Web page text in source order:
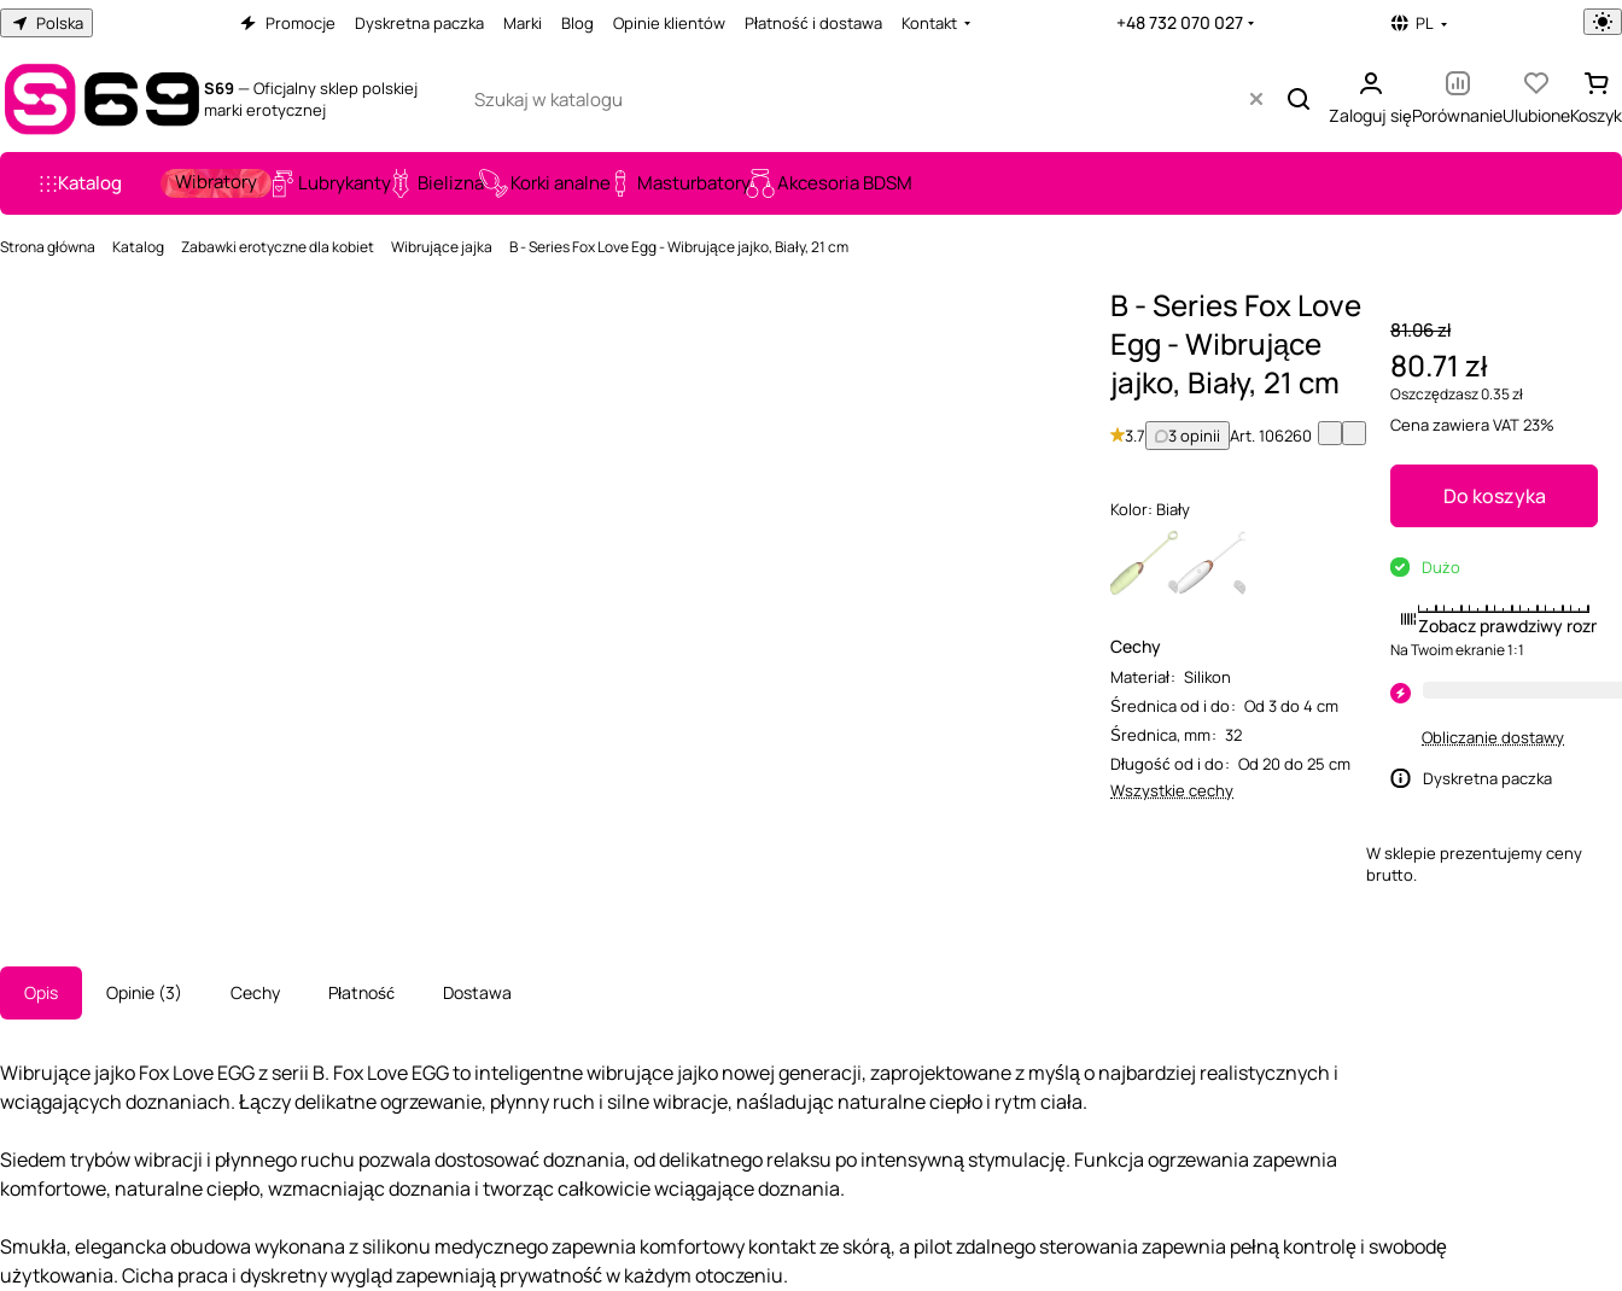
Polska Promocje Dyskretna paczka Marki Blog Opinie klientów Płatność i dostawa Kontakt +48 732 070 027 PL
S69— Oficjalny sklep polskiej
marki erotycznej
Zaloguj sięPorównanieUlubioneKoszyk
Katalog Wibratory Lubrykanty Bielizna Korki analne Masturbatory Akcesoria BDSM
Strona główna Katalog Zabawki erotyczne dla kobiet Wibrujące jajka B - Series Fox Love Egg - Wibrujące jajko, Biały, 21 cm
B - Series Fox Love
Egg - Wibrujące
jajko, Biały, 21 cm
3.7 3 opinii Art.106260
Kolor: Biały
Cechy
Materiał: Silikon
Średnica od i do: Od 3 do 4 cm
Średnica, mm: 32
Długość od i do: Od 20 do 25 cm
Wszystkie cechy
81.06 zł
80.71 zł
Oszczędzasz 0.35 zł
Cena zawiera VAT 23%
Do koszyka
Dużo
Zobacz prawdziwy
Na Twoim ekranie 1:1
Obliczanie dostawy
Dyskretna paczka
W sklepie prezentujemy ceny
brutto.
Opis Opinie 3 Cechy Płatność Dostawa
Wibrujące jajko Fox Love EGG z serii B. Fox Love EGG to inteligentne wibrujące jajko nowej generacji, zaprojektowane z myślą o najbardziej realistycznych i
wciągających doznaniach. Łączy delikatne ogrzewanie, płynny ruch i silne wibracje, naśladując naturalne ciepło i rytm ciała.
Siedem trybów wibracji i płynnego ruchu pozwala dostosować doznania, od delikatnego relaksu po intensywną stymulację. Funkcja ogrzewania zapewnia
komfortowe, naturalne ciepło, wzmacniając doznania i tworząc całkowicie wciągające doznania.
Smukła, elegancka obudowa wykonana z silikonu medycznego zapewnia komfortowy kontakt ze skórą, a pilot zdalnego sterowania zapewnia pełną kontrolę i swobodę
użytkowania. Cicha praca i dyskretny wygląd zapewniają prywatność w każdym otoczeniu.